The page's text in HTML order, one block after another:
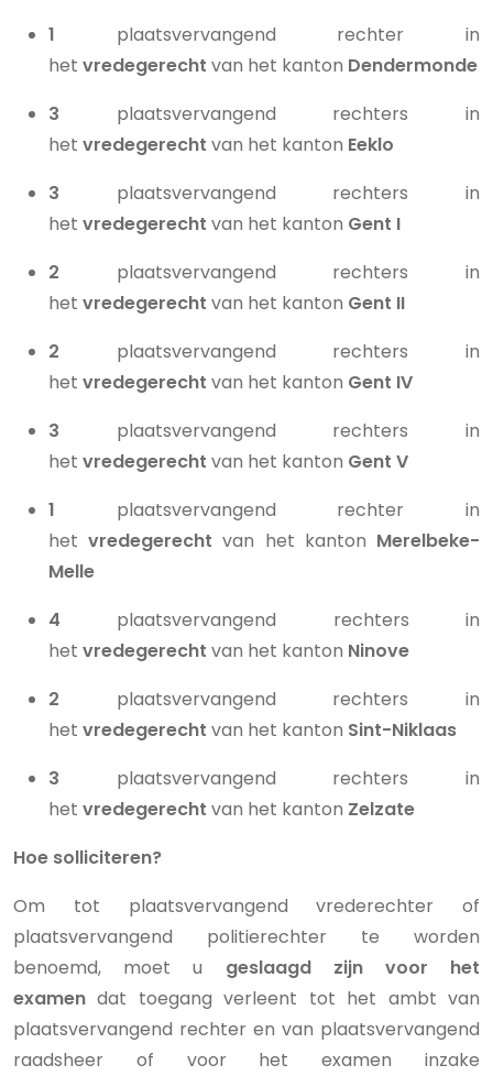
1 plaatsvervangend rechter in
het vredegerecht van het kanton Dendermonde
3 plaatsvervangend rechters in
het vredegerecht van het kanton Eeklo
3 plaatsvervangend rechters in
het vredegerecht van het kanton Gent I
2 plaatsvervangend rechters in
het vredegerecht van het kanton Gent II
2 plaatsvervangend rechters in
het vredegerecht van het kanton Gent IV
3 plaatsvervangend rechters in
het vredegerecht van het kanton Gent V
1 plaatsvervangend rechter in
hetvredegerecht van het kanton Merelbeke-
Melle
4 plaatsvervangend rechters in
het vredegerecht van het kanton Ninove
2 plaatsvervangend rechters in
het vredegerecht van het kanton Sint-Niklaas
3 plaatsvervangend rechters in
het vredegerecht van het kanton Zelzate
Hoe solliciteren?
Om tot plaatsvervangend vrederechter of
plaatsvervangend politierechter te worden
benoemd, moet u geslaagd zijn voor het
examen dat toegang verleent tot het ambt van
plaatsvervangend rechter en van plaatsvervangend
raadsheer of voor het examen inzake